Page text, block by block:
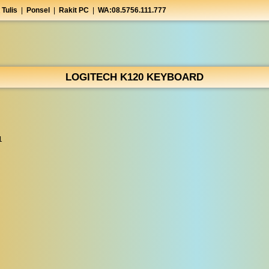
Ponsel Rakit PC WA:08.5756.111.777
LOGITECH K120 KEYBOARD